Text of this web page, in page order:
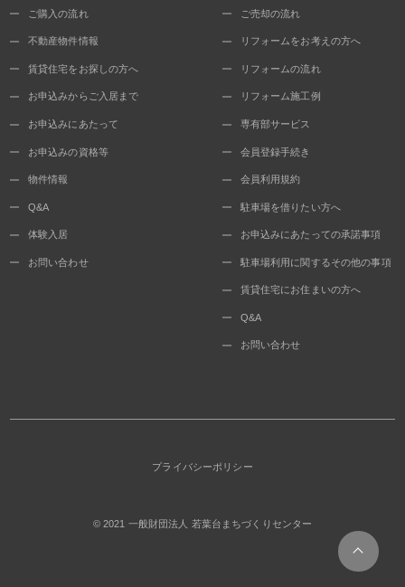
ご購入の流れ
不動産物件情報
賃貸住宅をお探しの方へ
お申込みからご入居まで
お申込みにあたって
お申込みの資格等
物件情報
Q&A
体験入居
お問い合わせ
ご売却の流れ
リフォームをお考えの方へ
リフォームの流れ
リフォーム施工例
専有部サービス
会員登録手続き
会員利用規約
駐車場を借りたい方へ
お申込みにあたっての承諾事項
駐車場利用に関するその他の事項
賃貸住宅にお住まいの方へ
Q&A
お問い合わせ
プライバシーポリシー
© 2021 一般財団法人 若葉台まちづくりセンター